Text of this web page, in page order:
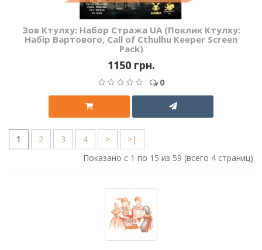
Зов Ктулху: Набор Стража UA (Поклик Ктулху:
Набір Вартового, Call of Cthulhu Keeper Screen
Pack)
1150 грн.
0
1 2 3 4 >
>|
Показано с 1 по 15 из 59 (всего 4 страниц)